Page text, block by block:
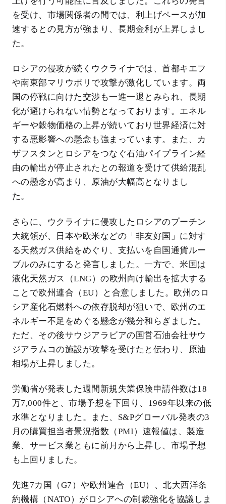
を受け、市場関係者の間では、利上げペースが加
速するとの見方が強まり、長期金利が上昇しまし
た。
ロシアの侵攻が続くウクライナでは、首都キエフ
や南東部マリウポリで攻撃が激化しています。両
国の停戦に向けた交渉も一進一退とみられ、長期
化が避けられない情勢となっております。エネル
ギーや穀物価格の上昇が続いており世界経済に対
する悪影響への懸念も強まっています。また、カ
ザフスタンとロシアをつなぐ石油パイプライン経
由の輸出が停止されたとの報道を受けて供給混乱
への懸念が高まり、原油が大幅高となりまし
た。
さらに、ウクライナに侵攻したロシアのプーチン
大統領が、日本や欧米などの「非友好国」に対す
る天然ガス供給をめぐり、支払いを自国通貨ルー
ブルのみにすると発言しました。一方で、米国は
液化天然ガス（LNG）の欧州向け輸出を拡大する
ことで欧州連合（EU）と合意しました。欧州のロ
シア産化石燃料への依存脱却が狙いで、欧州のエ
ネルギー不足をめぐる懸念が幾分和らぎました。
ただ、その後サウジアラビアの国営石油会社サウ
ジアラムコの施設が攻撃を受けたと伝わり、原油
相場が上昇しました。
労働省が発表した週間新規失業保険申請件数は18
万7,000件と、市場予想を下回り、1969年以来の低
水準となりました。また、S&Pグローバル発表の3
月の購買担当者景況指数（PMI）速報値は、製造
業、サービス業ともに前月から上昇し、市場予想
も上回りました。
先進7カ国（G7）や欧州連合（EU）、北大西洋条
約機構（NATO）がロシアへの制裁強化を協議しま